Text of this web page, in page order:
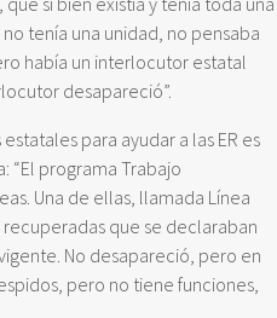
tenía una unidad, no pensaba
había un interlocutor estatal
desapareció”.
para ayudar a las ER es
“El programa Trabajo
Una de ellas, llamada Línea
que se declaraban
No desapareció, pero en
pero no tiene funciones,